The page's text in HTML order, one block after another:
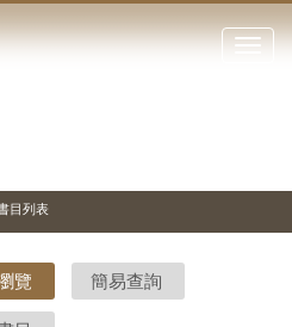
點
閉
站
停、
圖
圖
結
目列表
覽 簡易查詢